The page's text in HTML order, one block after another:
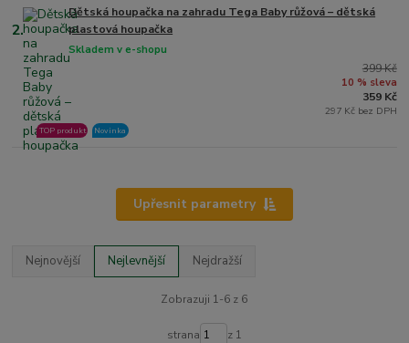
2.
Dětská houpačka na zahradu Tega Baby růžová – dětská
plastová houpačka
Skladem v e-shopu
TOP produkt Novinka
399 Kč
10 % sleva
359 Kč
297 Kč bez DPH
Upřesnit parametry
Nejnovější Nejlevnější Nejdražší
Zobrazuji 1-6 z 6
strana z 1